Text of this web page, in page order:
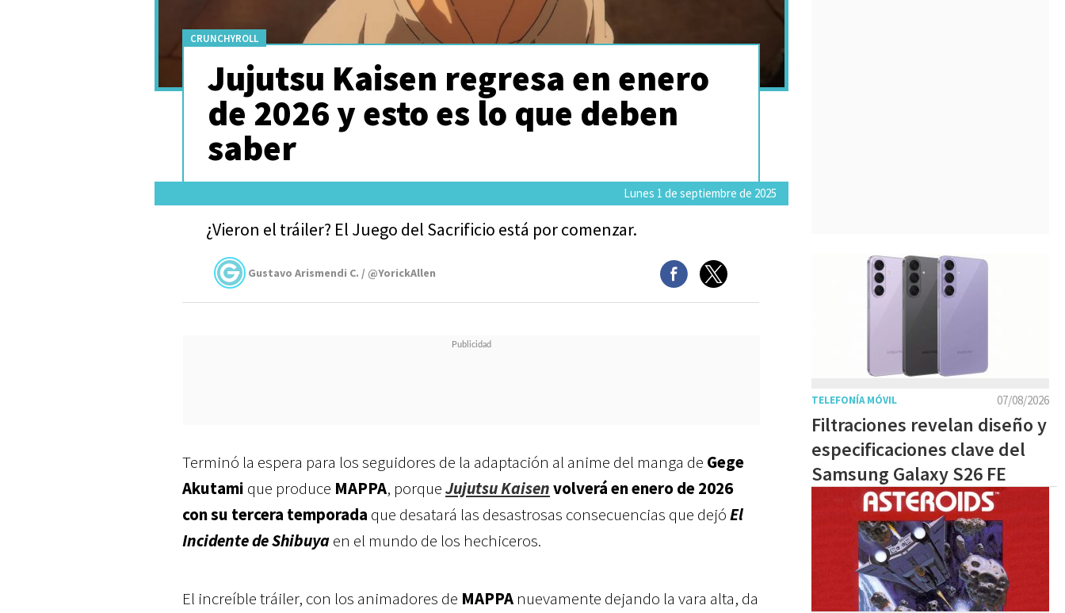
CRUNCHYROLL
Jujutsu Kaisen regresa en enero
de 2026 y esto es lo que deben
saber
Lunes 1 de septiembre de 2025
¿Vieron el tráiler? El Juego del Sacrificio está por comenzar.
Gustavo Arismendi C. / @YorickAllen
Terminó la espera para los seguidores de la adaptación al anime del manga de Gege
Akutami que produce MAPPA, porqueJujutsu Kaisenvolverá en enero de 2026
con su tercera temporada que desatará las desastrosas consecuencias que dejóEl
Incidente de Shibuyaen el mundo de los hechiceros.
El increíble tráiler, con los animadores de MAPPA nuevamente dejando la vara alta, da
07/08/2026
TELEFONÍA MÓVIL
Filtraciones revelan diseño y
especificaciones clave del
Samsung Galaxy S26 FE